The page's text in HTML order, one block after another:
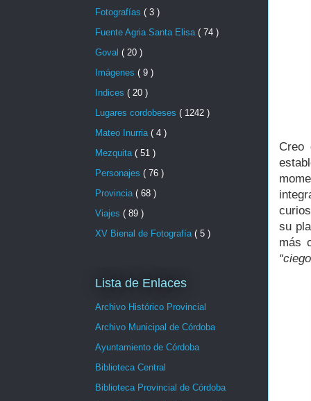
Creo
su
más
Fotografías ( 3 )
Fuente Agria Santa Elisa ( 74 )
Goval ( 20 )
Imágenes ( 9 )
Indices ( 20 )
Lugares cordobeses ( 1242 )
Mateo Inurria ( 4 )
Mezquita ( 51 )
Personajes ( 76 )
Provincia ( 68 )
Viajes ( 89 )
XV Bienal de Fotografía ( 5 )
Lista de Enlaces
Archivo Histórico Provincial
Archivo Municipal de Córdoba
Ayuntamiento de Córdoba
Biblioteca Central
Biblioteca Provincial de Córdoba